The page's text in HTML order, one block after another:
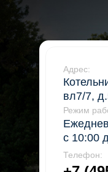
Адрес:
вл7/7,
Режим
с 10:00
Телефон: